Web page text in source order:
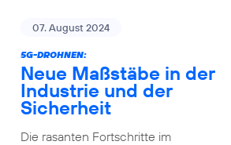
07. August 2024
5G-DROHNEN:
Neue Maßstäbe in der
Industrie und der
Sicherheit
Die rasanten Fortschritte im